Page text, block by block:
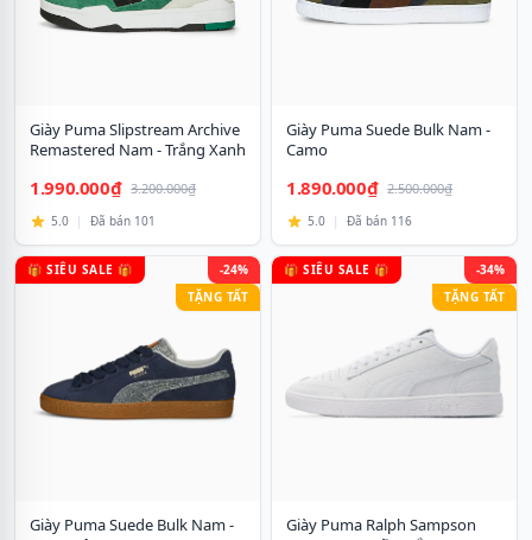
Giày Puma Slipstream Archive
Remastered Nam - Trắng Xanh
1.990.000₫ 3.200.000₫
5.0 | Đã bán 101
Giày Puma Suede Bulk Nam -
Camo
1.890.000₫ 2.500.000₫
5.0 | Đã bán 116
🎁 SIÊU SALE 🎁
-24%
TẶNG TẤT
Giày Puma Suede Bulk Nam -
🎁 SIÊU SALE 🎁
-34%
TẶNG TẤT
Giày Puma Ralph Sampson